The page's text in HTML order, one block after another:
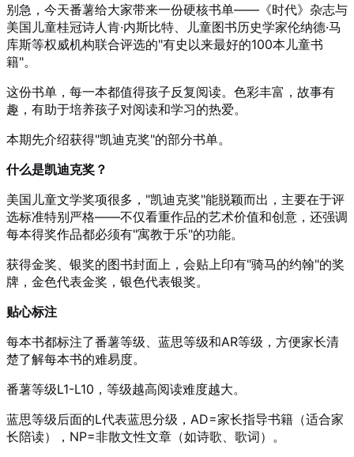
别急，今天番薯给大家带来一份硬核书单——《时代》杂志与
美国儿童桂冠诗人肯·内斯比特、儿童图书历史学家伦纳德·马
库斯等权威机构联合评选的"有史以来最好的100本儿童书
籍"。
这份书单，每一本都值得孩子反复阅读。色彩丰富，故事有
趣，有助于培养孩子对阅读和学习的热爱。
本期先介绍获得"凯迪克奖"的部分书单。
什么是凯迪克奖？
美国儿童文学奖项很多，"凯迪克奖"能脱颖而出，主要在于评
选标准特别严格——不仅看重作品的艺术价值和创意，还强调
每本得奖作品都必须有"寓教于乐"的功能。
获得金奖、银奖的图书封面上，会贴上印有"骑马的约翰"的奖
牌，金色代表金奖，银色代表银奖。
贴心标注
每本书都标注了番薯等级、蓝思等级和AR等级，方便家长清
楚了解每本书的难易度。
番薯等级L1-L10，等级越高阅读难度越大。
蓝思等级后面的L代表蓝思分级，AD=家长指导书籍（适合家
长陪读），NP=非散文性文章（如诗歌、歌词）。